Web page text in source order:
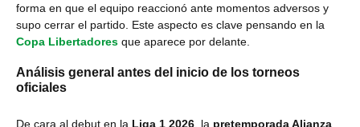
forma en que el equipo reaccionó ante momentos adversos y
supo cerrar el partido. Este aspecto es clave pensando en la
Copa Libertadores que aparece por delante.
Análisis general antes del inicio de los torneos
oficiales
De cara al debut en la Liga 1 2026 , la pretemporada Alianza